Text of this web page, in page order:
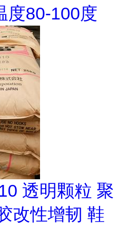
度80-100度
透明颗粒 聚
改性增韧 鞋